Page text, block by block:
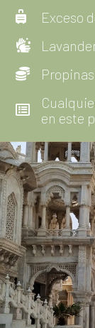
en este